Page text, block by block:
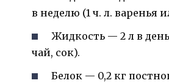
в неделю (1 ч. л. варенья
Жидкость — 2 л в
чай, сок).
Белок — 0,2 кг